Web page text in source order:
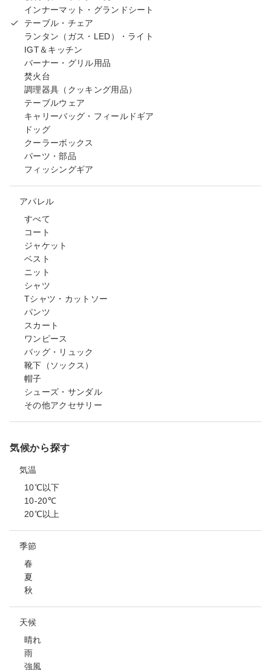
インナーマット・グランドシート
テーブル・チェア
ランタン（ガス・LED）・ライト
IGT＆キッチン
バーナー・グリル用品
焚火台
調理器具（クッキング用品）
テーブルウェア
キャリーバッグ・フィールドギア
ドッグ
クーラーボックス
パーツ・部品
フィッシングギア
アパレル
すべて
コート
ジャケット
ベスト
ニット
シャツ
Tシャツ・カットソー
パンツ
スカート
ワンピース
バッグ・リュック
靴下（ソックス）
帽子
シューズ・サンダル
その他アクセサリー
気候から探す
気温
10℃以下
10-20℃
20℃以上
季節
春
夏
秋
天候
晴れ
雨
強風